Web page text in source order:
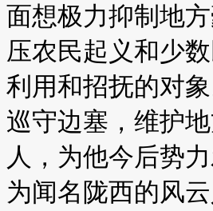
面想极力抑制地
压农民起义和少
利用和招抚的对
巡守边塞，维护
人，为他今后势
为闻名陇西的风